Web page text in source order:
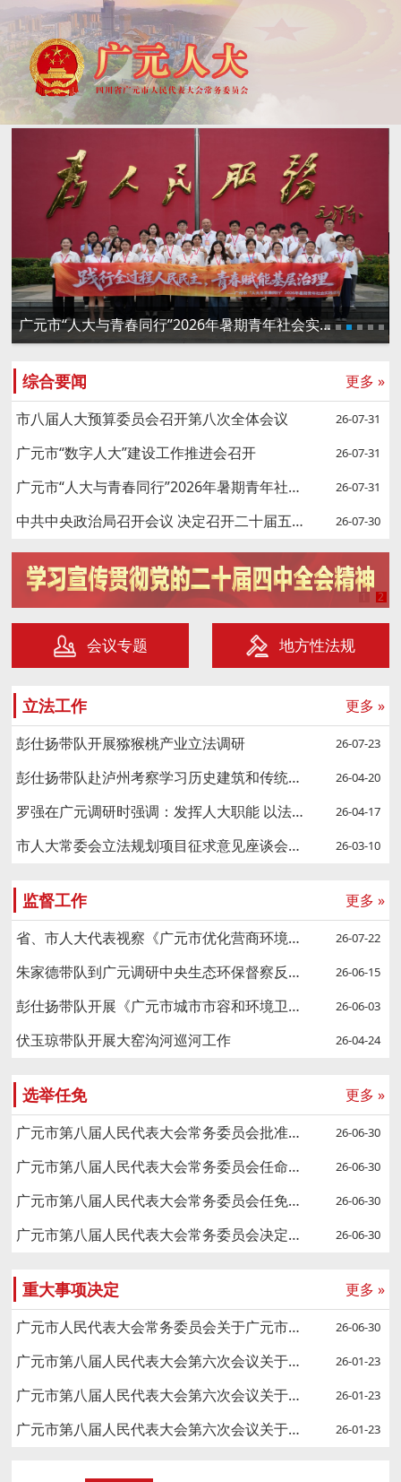
广元市“人大与青春同行”2026年暑期青年社会实践活动举行
综合要闻
更多 »
市八届人大预算委员会召开第八次全体会议
26-07-31
广元市“数字人大”建设工作推进会召开 26-07-31
广元市“人大与青春同行”2026年暑期青年社会实践活动举行 26-07-31
中共中央政治局召开会议 决定召开二十届五中全会 26-07-30
1 2
会议专题 地方性法规
立法工作
更多 »
彭仕扬带队开展猕猴桃产业立法调研
26-07-23
彭仕扬带队赴泸州考察学习历史建筑和传统村落保护传承及立法工作 26-04-20
罗强在广元调研时强调：发挥人大职能 以法治力量护航千年蜀道 26-04-17
市人大常委会立法规划项目征求意见座谈会召开 26-03-10
监督工作
更多 »
省、市人大代表视察《广元市优化营商环境条例》贯彻实施情况
26-07-22
朱家德带队到广元调研中央生态环保督察反馈问题整改工作 26-06-15
彭仕扬带队开展《广元市城市市容和环境卫生管理条例》专项执法检查 26-06-03
伏玉琼带队开展大窑沟河巡河工作 26-04-24
选举任免
更多 »
广元市第八届人民代表大会常务委员会批准任命名单
26-06-30
广元市第八届人民代表大会常务委员会任命名单 26-06-30
广元市第八届人民代表大会常务委员会任免名单 26-06-30
广元市第八届人民代表大会常务委员会决定任免名单 26-06-30
重大事项决定
更多 »
广元市人民代表大会常务委员会关于广元市第九届人民代表大会代表名额分配和选举时间的决定
26-06-30
广元市第八届人民代表大会第六次会议关于广元市人民检察院工作报告的决议 26-01-23
广元市第八届人民代表大会第六次会议关于广元市中级人民法院工作报告的决议 26-01-23
广元市第八届人民代表大会第六次会议关于广元市人民代表大会常务委员会工作报告的决议 26-01-23